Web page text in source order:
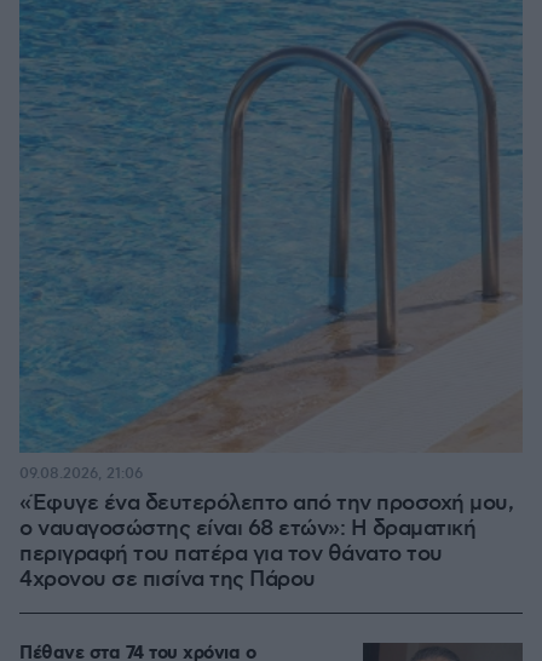
«Έφυγε ένα δευτερόλεπτο από την προσοχή μου,
ο ναυαγοσώστης είναι 68 ετών»: Η δραματική
περιγραφή του πατέρα για τον θάνατο του
4χρονου σε πισίνα της Πάρου
09.08.2026, 21:06
Πέθανε στα 74 του χρόνια ο